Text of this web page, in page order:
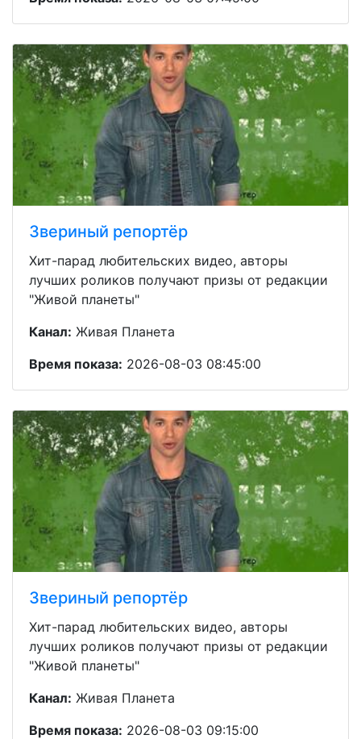
Звериный репортёр
Хит-парад любительских видео, авторы
лучших роликов получают призы от редакции
"Живой планеты"
Канал: Живая Планета
Время показа: 2026-08-03 08:45:00
Звериный репортёр
Хит-парад любительских видео, авторы
лучших роликов получают призы от редакции
"Живой планеты"
Канал: Живая Планета
Время показа: 2026-08-03 09:15:00